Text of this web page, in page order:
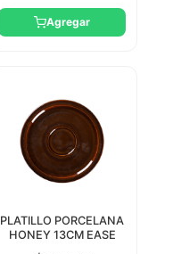
Agregar
PLATILLO PORCELANA
HONEY 13CM EASE